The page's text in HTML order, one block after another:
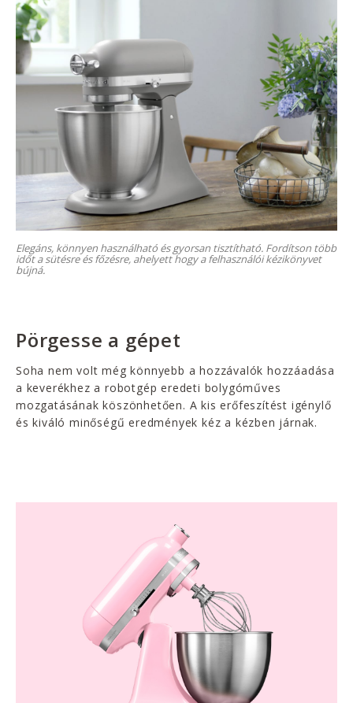
Elegáns, könnyen használható és gyorsan tisztítható. Fordítson több
időt a sütésre és főzésre, ahelyett hogy a felhasználói kézikönyvet
bújná.
Pörgesse a gépet
Soha nem volt még könnyebb a hozzávalók hozzáadása
a keverékhez a robotgép eredeti bolygóműves
mozgatásának köszönhetően. A kis erőfeszítést igénylő
és kiváló minőségű eredmények kéz a kézben járnak.